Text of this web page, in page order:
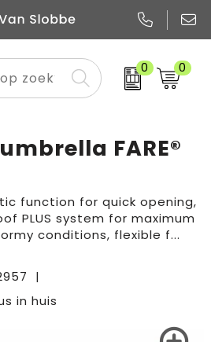
0 0
draagtassen
FARE®
function for quick opening,
PLUS system for maximum
conditions, flexible f...
in huis